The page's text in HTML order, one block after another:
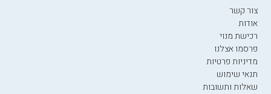
צור קשר
אודות
רכישת מנוי
פרסמו אצלנו
מדיניות פרטיות
תנאי שימוש
שאלות ותשובות